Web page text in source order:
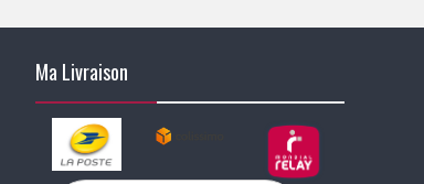
Ma Livraison